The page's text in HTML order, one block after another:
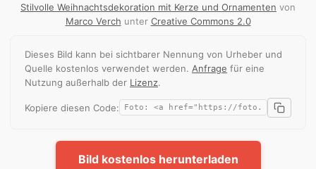
Stilvolle Weihnachtsdekoration mit Kerze und Ornamenten von
Marco Verch unter Creative Commons 2.0
Dieses Bild kann bei sichtbarer Nennung von Urheber und
Quelle kostenlos verwendet werden. Anfrage für eine
Nutzung außerhalb der Lizenz.
Kopiere diesen Code:
Bild kostenlos herunterladen